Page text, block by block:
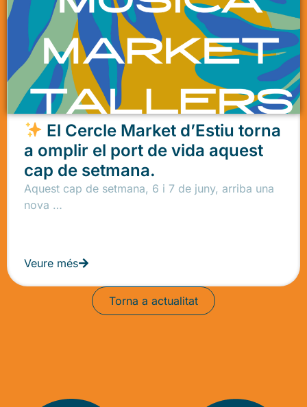
El Cercle Market d’Estiu torna
a omplir el port de vida aquest
cap de setmana.
Aquest cap de setmana, 6 i 7 de juny, arriba una
nova …
Veure més
Torna a actualitat